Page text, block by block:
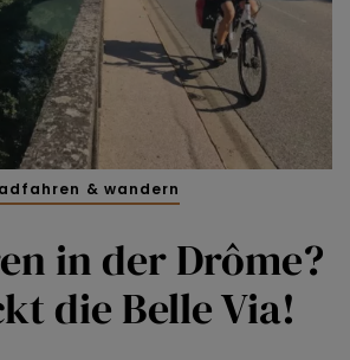
& wandern
in der Drôme?
die Belle Via!